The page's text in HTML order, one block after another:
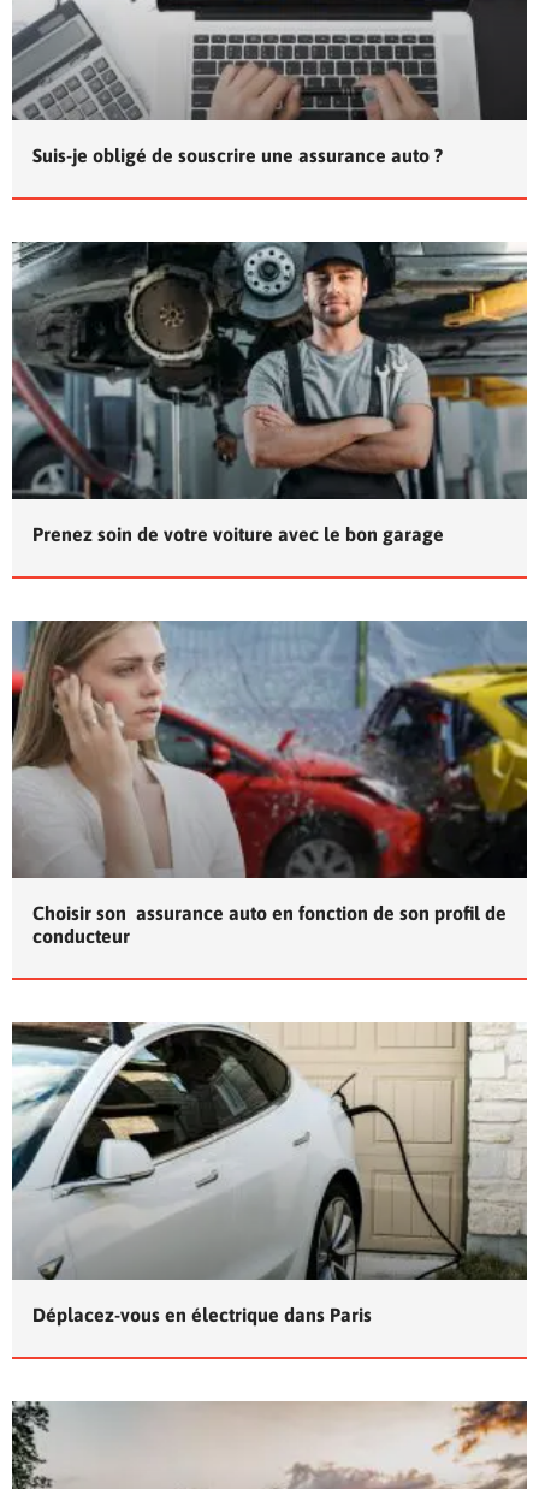
Suis-je obligé de souscrire une assurance auto ?
Prenez soin de votre voiture avec le bon garage
Choisir son assurance auto en fonction de son profil de
conducteur
Déplacez-vous en électrique dans Paris